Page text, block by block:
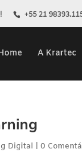
+55 21
A Krartec
Digital |0